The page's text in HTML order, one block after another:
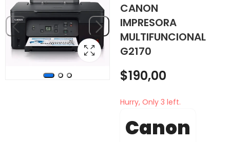
CANON
IMPRESORA
MULTIFUNCIONAL
G2170
4GB/128GB GRAY
$170,00
8GB/256GB GRAY
$212,00
$190,00
Hurry, Only 3 left.
Canon